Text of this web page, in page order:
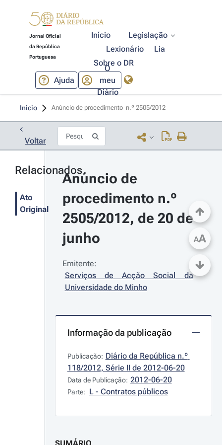
Jornal Oficial
da República
Portuguesa
Início
Legislação
Lexionário
Lia
Sobre o DR
Ajuda
O
meu
Diário
Início Anúncio de procedimento  n.º 2505/2012
Voltar
Relacionados
Ato
Original
Anúncio de
procedimento n.º
2505/2012, de 20 de
junho
Emitente:
Serviços de Acção Social da
Universidade do Minho
Informação da publicação
Publicação: Diário da República n.º
118/2012, Série II de 2012-06-20
Data de Publicação: 2012-06-20
Parte: L - Contratos públicos
AA